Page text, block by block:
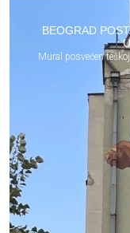
BEOGRAD
Mural posvećen